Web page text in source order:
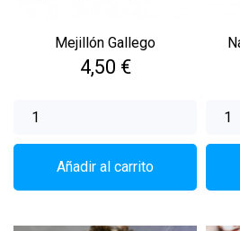
Mejillón Gallego
Precio
4,50 €
Añadir al carrito